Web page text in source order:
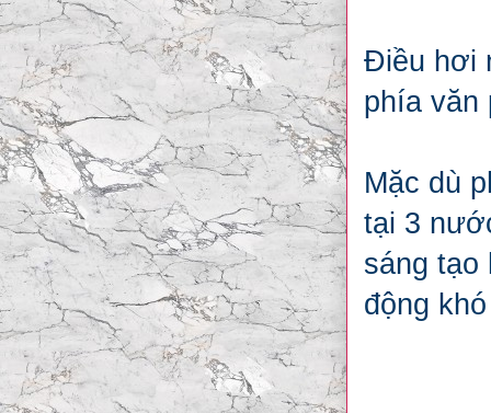
Điều hơi
phía văn
Mặc dù
tại 3
sáng tạo
động